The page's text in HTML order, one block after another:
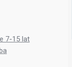
7-15 lat